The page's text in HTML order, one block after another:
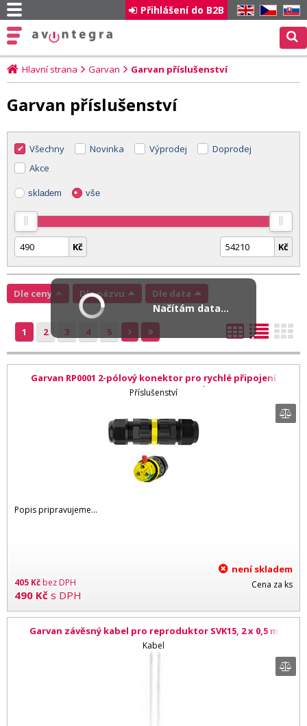
EN CZ SK
Přihlášení do B2B
Hlavní strana Garvan Garvan příslušenství
Garvan příslušenství
Všechny Novinka Výprodej
Doprodej
Akce
skladem vše
Kč Kč
Dle ceny Dle názvu Dle data
1 2 3 4 5
Garvan RP0001 2-pólový konektor pro rychlé připojení
outdoor reproduktorů
Příslušenství
Popis pripravujeme...
405 Kčbez DPH
490 Kč s DPH
není skladem
Cena za ks
Garvan závěsný kabel pro reproduktor SVK15, 2 x 0,5 m
Kabel
Načítám data...